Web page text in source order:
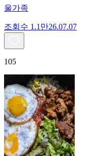
울가족
조회수 1.1만26.07.07
105